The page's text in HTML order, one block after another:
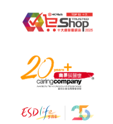
請於經期完結後進
知本中心職員